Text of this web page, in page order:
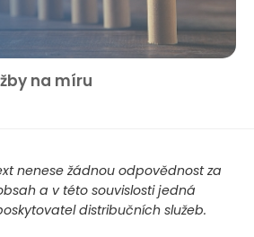
na míru
nenese žádnou odpovědnost za
a v této souvislosti jedná
distribučních služeb.